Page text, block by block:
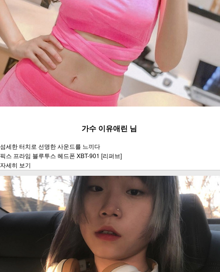
가수 이유애린 님
섬세한 터치로 선명한 사운드를 느끼다
픽스 프라임 블루투스 헤드폰 XBT-901 [리퍼브]
자세히 보기